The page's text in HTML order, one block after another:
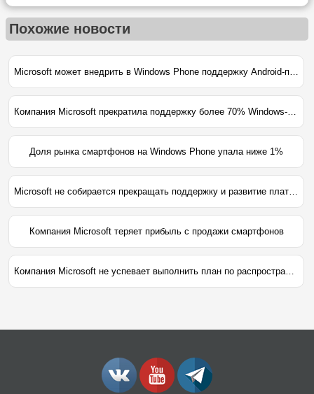
Похожие новости
Microsoft может внедрить в Windows Phone поддержку Android-приложений
Компания Microsoft прекратила поддержку более 70% Windows-смартфонов
Доля рынка смартфонов на Windows Phone упала ниже 1%
Microsoft не собирается прекращать поддержку и развитие платформы Windows Mobile
Компания Microsoft теряет прибыль с продажи смартфонов
Компания Microsoft не успевает выполнить план по распространению Windows 10